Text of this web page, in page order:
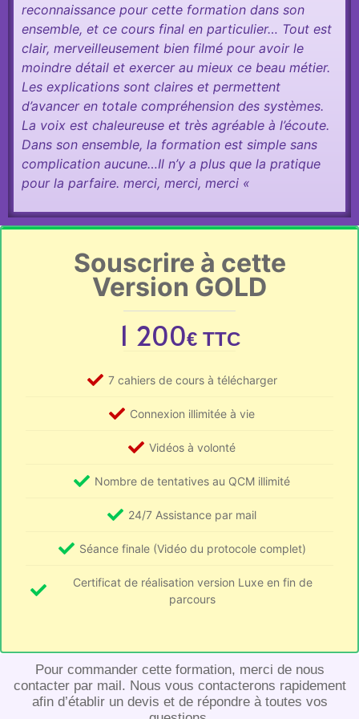
reconnaissance pour cette formation dans son
ensemble, et ce cours final en particulier… Tout est
clair, merveilleusement bien filmé pour avoir le
moindre détail et exercer au mieux ce beau métier.
Les explications sont claires et permettent
d’avancer en totale compréhension des systèmes.
La voix est chaleureuse et très agréable à l’écoute.
Dans son ensemble, la formation est simple sans
complication aucune…Il n’y a plus que la pratique
pour la parfaire. merci, merci, merci «
Souscrire à cette
Version GOLD
1 200€ TTC
7 cahiers de cours à télécharger
Connexion illimitée à vie
Vidéos à volonté
Nombre de tentatives au QCM illimité
24/7 Assistance par mail
Séance finale (Vidéo du protocole complet)
Certificat de réalisation version Luxe en fin de
parcours
Pour commander cette formation, merci de nous
contacter par mail. Nous vous contacterons rapidement
afin d’établir un devis et de répondre à toutes vos